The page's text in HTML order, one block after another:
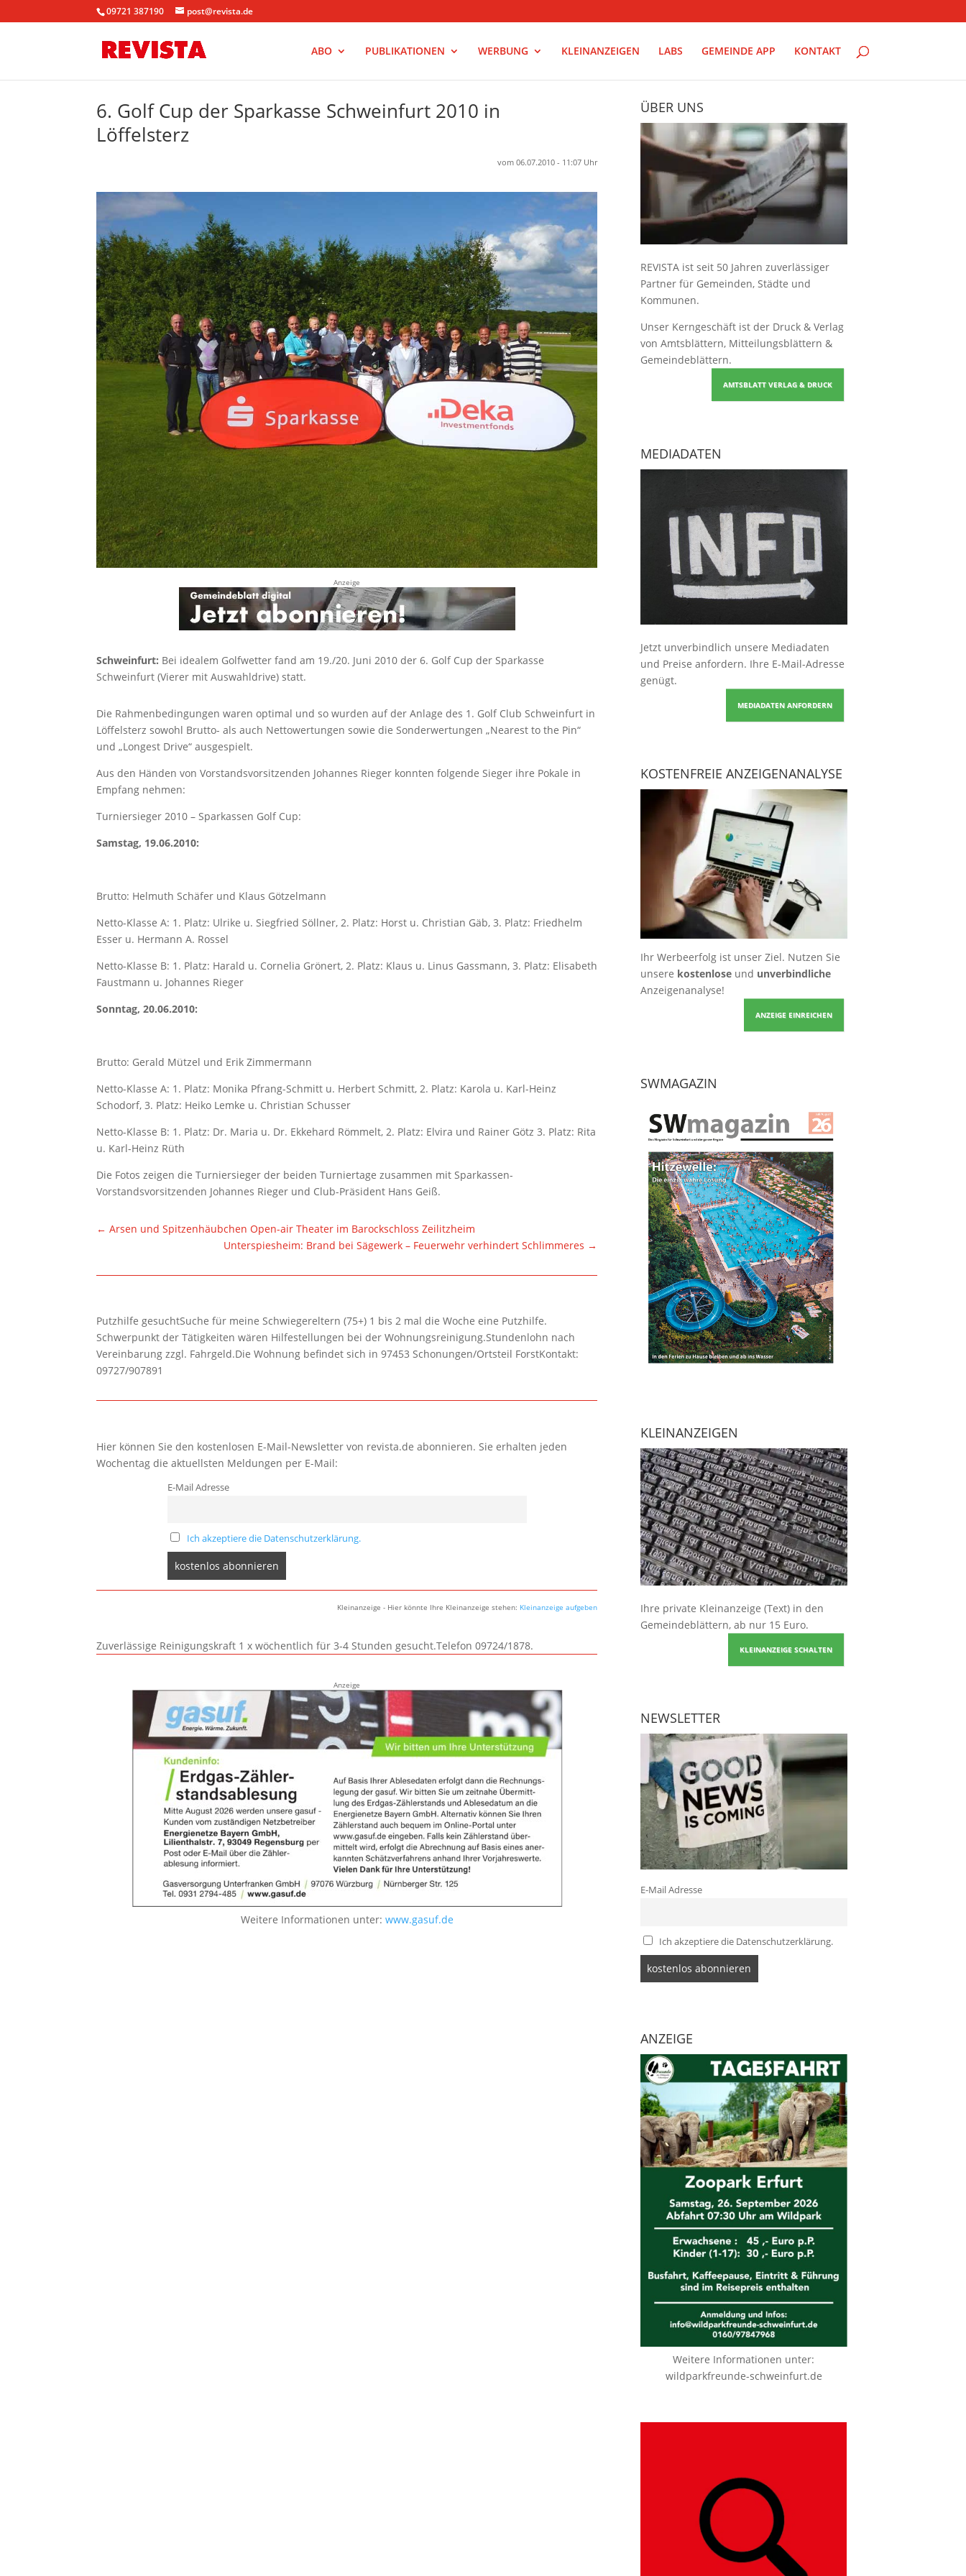
09721 387190 post@revista.de
ABO PUBLIKATIONEN WERBUNG KLEINANZEIGEN LABS GEMEINDE APP KONTAKT
6. Golf Cup der Sparkasse Schweinfurt 2010 in
Löffelsterz
vom 06.07.2010 - 11:07 Uhr
Anzeige
Schweinfurt: Bei idealem Golfwetter fand am 19./20. Juni 2010 der 6. Golf Cup der Sparkasse
Schweinfurt (Vierer mit Auswahldrive) statt.
Die Rahmenbedingungen waren optimal und so wurden auf der Anlage des 1. Golf Club Schweinfurt in
Löffelsterz sowohl Brutto- als auch Nettowertungen sowie die Sonderwertungen „Nearest to the Pin“
und „Longest Drive“ ausgespielt.
Aus den Händen von Vorstandsvorsitzenden Johannes Rieger konnten folgende Sieger ihre Pokale in
Empfang nehmen:
Turniersieger 2010 – Sparkassen Golf Cup:
Samstag, 19.06.2010:
Brutto: Helmuth Schäfer und Klaus Götzelmann
Netto-Klasse A: 1. Platz: Ulrike u. Siegfried Söllner, 2. Platz: Horst u. Christian Gäb, 3. Platz: Friedhelm
Esser u. Hermann A. Rossel
Netto-Klasse B: 1. Platz: Harald u. Cornelia Grönert, 2. Platz: Klaus u. Linus Gassmann, 3. Platz: Elisabeth
Faustmann u. Johannes Rieger
Sonntag, 20.06.2010:
Brutto: Gerald Mützel und Erik Zimmermann
Netto-Klasse A: 1. Platz: Monika Pfrang-Schmitt u. Herbert Schmitt, 2. Platz: Karola u. Karl-Heinz
Schodorf, 3. Platz: Heiko Lemke u. Christian Schusser
Netto-Klasse B: 1. Platz: Dr. Maria u. Dr. Ekkehard Römmelt, 2. Platz: Elvira und Rainer Götz 3. Platz: Rita
u. Karl-Heinz Rüth
Die Fotos zeigen die Turniersieger der beiden Turniertage zusammen mit Sparkassen-
Vorstandsvorsitzenden Johannes Rieger und Club-Präsident Hans Geiß.
←Arsen und Spitzenhäubchen Open-air Theater im Barockschloss Zeilitzheim
Unterspiesheim: Brand bei Sägewerk – Feuerwehr verhindert Schlimmeres →
Putzhilfe gesuchtSuche für meine Schwiegereltern (75+) 1 bis 2 mal die Woche eine Putzhilfe.
Schwerpunkt der Tätigkeiten wären Hilfestellungen bei der Wohnungsreinigung.Stundenlohn nach
Vereinbarung zzgl. Fahrgeld.Die Wohnung befindet sich in 97453 Schonungen/Ortsteil ForstKontakt:
09727/907891
Hier können Sie den kostenlosen E-Mail-Newsletter von revista.de abonnieren. Sie erhalten jeden
Wochentag die aktuellsten Meldungen per E-Mail:
E-Mail Adresse
Ich akzeptiere die Datenschutzerklärung.
Kleinanzeige - Hier könnte Ihre Kleinanzeige stehen: Kleinanzeige aufgeben
Zuverlässige Reinigungskraft 1 x wöchentlich für 3-4 Stunden gesucht.Telefon 09724/1878.
Anzeige
Weitere Informationen unter: www.gasuf.de
ÜBER UNS
REVISTA ist seit 50 Jahren zuverlässiger
Partner für Gemeinden, Städte und
Kommunen.
Unser Kerngeschäft ist der Druck & Verlag
von Amtsblättern, Mitteilungsblättern &
Gemeindeblättern.
AMTSBLATT VERLAG & DRUCK
MEDIADATEN
Jetzt unverbindlich unsere Mediadaten
und Preise anfordern. Ihre E-Mail-Adresse
genügt.
MEDIADATEN ANFORDERN
KOSTENFREIE ANZEIGENANALYSE
Ihr Werbeerfolg ist unser Ziel. Nutzen Sie
unsere kostenloseund unverbindliche
Anzeigenanalyse!
ANZEIGE EINREICHEN
SWMAGAZIN
KLEINANZEIGEN
Ihre private Kleinanzeige (Text) in den
Gemeindeblättern, ab nur 15 Euro.
KLEINANZEIGE SCHALTEN
NEWSLETTER
E-Mail Adresse
Ich akzeptiere die Datenschutzerklärung.
ANZEIGE
Weitere Informationen unter:
wildparkfreunde-schweinfurt.de